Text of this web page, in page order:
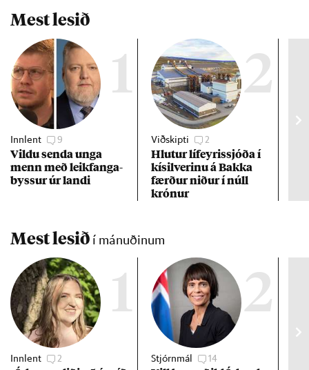
Mest lesið
1
Innlent 9
Vildu senda unga
menn með leik­fanga­
byss­ur úr landi
2
Viðskipti 2
Hlut­ur líf­eyr­is­sjóða í
kís­il­ver­inu á Bakka
færð­ur nið­ur í núll
krón­ur
Mest lesið í mánuðinum
1
Innlent 2
2
Stjórnmál 14